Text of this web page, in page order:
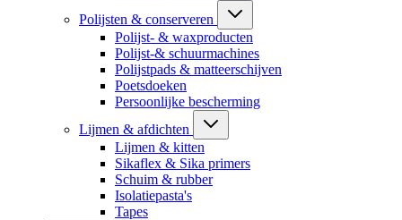
Polijsten & conserveren
Polijst- & waxproducten
Polijst-& schuurmachines
Polijstpads & matteerschijven
Poetsdoeken
Persoonlijke bescherming
Lijmen & afdichten
Lijmen & kitten
Sikaflex & Sika primers
Schuim & rubber
Isolatiepasta's
Tapes